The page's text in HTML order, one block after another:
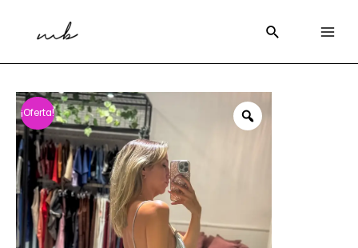
¡Oferta!